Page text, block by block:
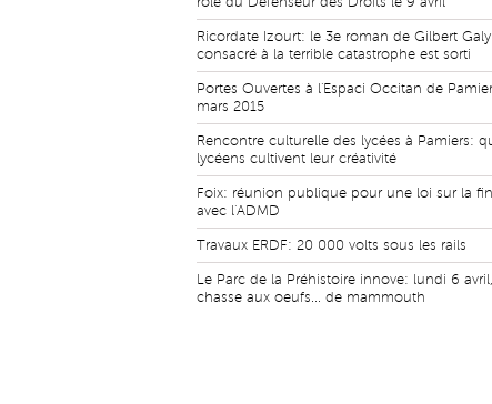
Ricordate Izourt: le 3e roman de Gilbert Galy
consacré à la terrible catastrophe est sorti
Portes Ouvertes à l'Espaci Occitan de
mars 2015
Rencontre culturelle des lycées à Pamiers:
lycéens cultivent leur créativité
Foix: réunion publique pour une loi sur la
avec l'ADMD
Travaux ERDF: 20 000 volts sous les rails
Le Parc de la Préhistoire innove: lundi 6
chasse aux oeufs... de mammouth